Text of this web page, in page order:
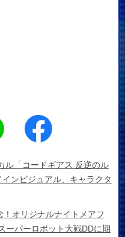
ル「コードギアス 反逆のル
ンビジュアル、キャラクタ
オリジナルナイトメアフ
ーパーロボット大戦DDに期